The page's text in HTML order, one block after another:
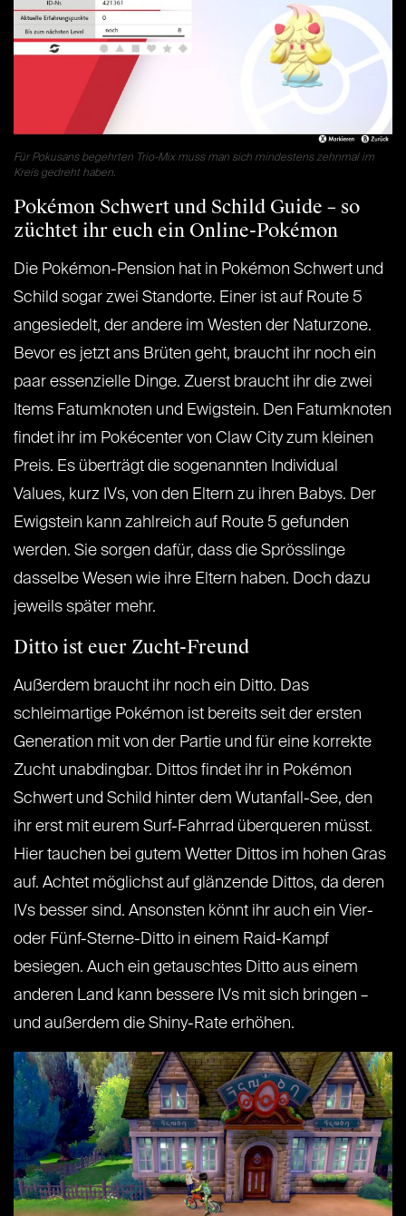
Für Pokusans begehrten Trio-Mix muss man sich mindestens zehnmal im
Kreis gedreht haben.
Pokémon Schwert und Schild Guide – so
züchtet ihr euch ein Online-Pokémon
Die Pokémon-Pension hat in Pokémon Schwert und
Schild sogar zwei Standorte. Einer ist auf Route 5
angesiedelt, der andere im Westen der Naturzone.
Bevor es jetzt ans Brüten geht, braucht ihr noch ein
paar essenzielle Dinge. Zuerst braucht ihr die zwei
Items Fatumknoten und Ewigstein. Den Fatumknoten
findet ihr im Pokécenter von Claw City zum kleinen
Preis. Es überträgt die sogenannten Individual
Values, kurz IVs, von den Eltern zu ihren Babys. Der
Ewigstein kann zahlreich auf Route 5 gefunden
werden. Sie sorgen dafür, dass die Sprösslinge
dasselbe Wesen wie ihre Eltern haben. Doch dazu
jeweils später mehr.
Ditto ist euer Zucht-Freund
Außerdem braucht ihr noch ein Ditto. Das
schleimartige Pokémon ist bereits seit der ersten
Generation mit von der Partie und für eine korrekte
Zucht unabdingbar. Dittos findet ihr in Pokémon
Schwert und Schild hinter dem Wutanfall-See, den
ihr erst mit eurem Surf-Fahrrad überqueren müsst.
Hier tauchen bei gutem Wetter Dittos im hohen Gras
auf. Achtet möglichst auf glänzende Dittos, da deren
IVs besser sind. Ansonsten könnt ihr auch ein Vier-
oder Fünf-Sterne-Ditto in einem Raid-Kampf
besiegen. Auch ein getauschtes Ditto aus einem
anderen Land kann bessere IVs mit sich bringen –
und außerdem die Shiny-Rate erhöhen.